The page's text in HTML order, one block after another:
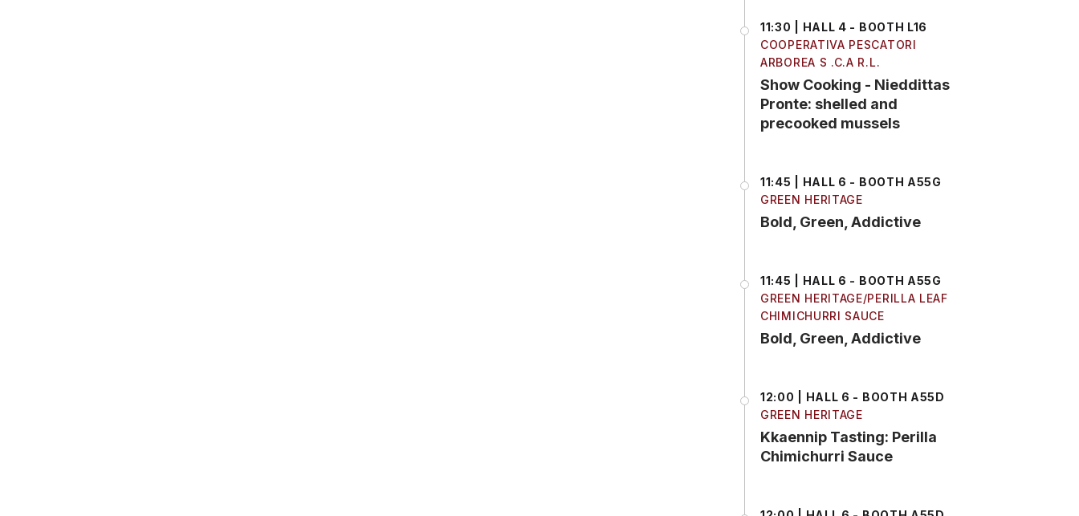
11:30 | HALL 4 - BOOTH L16
COOPERATIVA PESCATORI
ARBOREA S .C.A R.L.
Show Cooking - Nieddittas
Pronte: shelled and
precooked mussels
11:45 | HALL 6 - BOOTH A55G
GREEN HERITAGE
Bold, Green, Addictive
11:45 | HALL 6 - BOOTH A55G
GREEN HERITAGE/PERILLA LEAF
CHIMICHURRI SAUCE
Bold, Green, Addictive
12:00 | HALL 6 - BOOTH A55D
GREEN HERITAGE
Kkaennip Tasting: Perilla
Chimichurri Sauce